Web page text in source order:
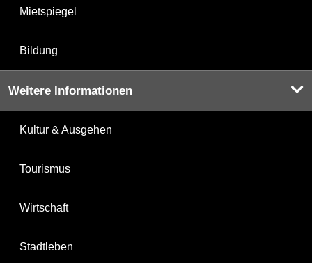
Mietspiegel
Bildung
Weitere Informationen
Kultur & Ausgehen
Tourismus
Wirtschaft
Stadtleben